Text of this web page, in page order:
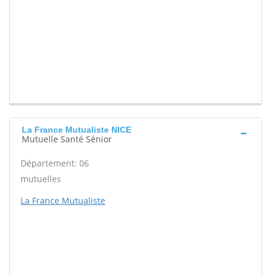
La France Mutualiste NICE
Mutuelle Santé Sénior
Département: 06
mutuelles
La France Mutualiste